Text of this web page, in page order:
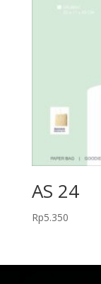
AS 24
Rp5.350